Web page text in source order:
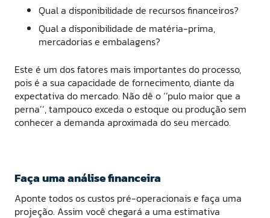
Qual a disponibilidade de recursos financeiros?
Qual a disponibilidade de matéria-prima,
mercadorias e embalagens?
Este é um dos fatores mais importantes do processo,
pois é a sua capacidade de fornecimento, diante da
expectativa do mercado. Não dê o ‘’pulo maior que a
perna’’, tampouco exceda o estoque ou produção sem
conhecer a demanda aproximada do seu mercado.
Faça uma análise financeira
Aponte todos os custos pré-operacionais e faça uma
projeção. Assim você chegará a uma estimativa